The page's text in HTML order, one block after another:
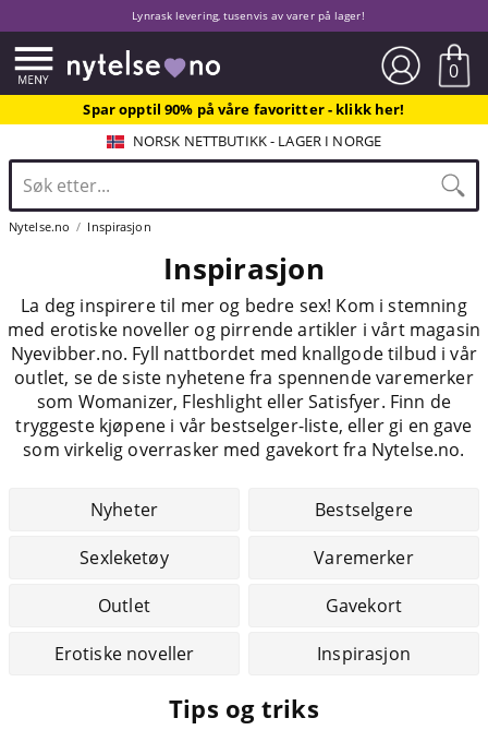
Lynrask levering, tusenvis av varer på lager!
0
Spar opptil 90% på våre favoritter - klikk her!
NORSK NETTBUTIKK - LAGER I NORGE
Nytelse.no Inspirasjon
Inspirasjon
La deg inspirere til mer og bedre sex! Kom i stemning
med erotiske noveller og pirrende artikler i vårt magasin
Nyevibber.no. Fyll nattbordet med knallgode tilbud i vår
outlet, se de siste nyhetene fra spennende varemerker
som Womanizer, Fleshlight eller Satisfyer. Finn de
tryggeste kjøpene i vår bestselger-liste, eller gi en gave
som virkelig overrasker med gavekort fra Nytelse.no.
Nyheter
Bestselgere
Sexleketøy
Varemerker
Outlet
Gavekort
Erotiske noveller
Inspirasjon
Tips og triks